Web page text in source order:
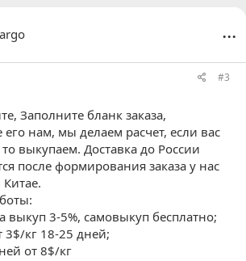
...
#3
Заполните бланк заказа,
его нам, мы делаем расчет, если вас
то выкупаем. Доставка до России
после формирования заказа у нас
Китае.
выкуп 3-5%, самовыкуп бесплатно;
3$/кг 18-25 дней;
от 8$/кг